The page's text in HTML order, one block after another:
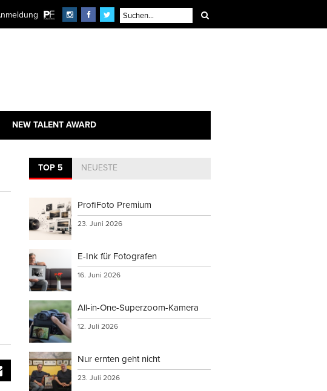
NEW TALENT AWARD
TOP 5 NEUESTE
ProfiFoto Premium
23. Juni 2026
E-Ink für Fotografen
16. Juni 2026
All-in-One-Superzoom-Kamera
12. Juli 2026
Nur ernten geht nicht
23. Juli 2026